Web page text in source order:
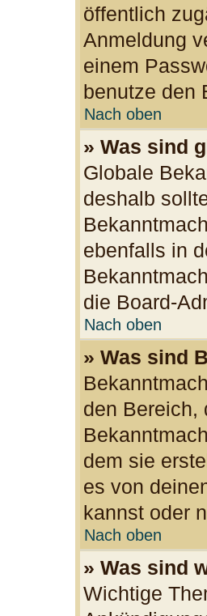
öffentlich
Anmeldung
einem
benutze den
Nach oben
» Was sind
Globale
deshalb
ebenfalls in
die Board-
Nach oben
» Was sind
den Bereich,
dem sie
es von
kannst oder
Nach oben
» Was sind
Wichtige